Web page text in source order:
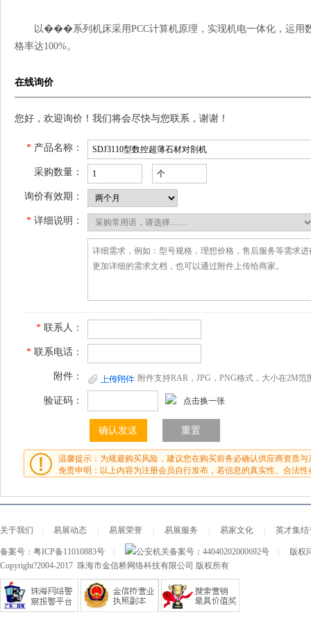
以���系列机床采用PCC计算机原理，实现机电一体化，运用数
格率达100%。
在线询价
您好，欢迎询价！我们将会尽快与您联系，谢谢！
* 产品名称：
采购数量：
询价有效期：
* 详细说明：
* 联系人：
* 联系电话：
附件： 附件支持RAR，JPG，PNG格式，大小在2M范
验证码： 点击换一张
温馨提示：为规避购买风险，建议您在购买前务必确认供应商资质与
免责申明：以上内容为注册会员自行发布，若信息的真实性、合法性
关于我们 易展动态 易展荣誉 易展服务 易家文化 英才集结
备案号： 粤ICP备11010883号 公安机关备案号： 44040202000692号
版权
Copyright?2004-2017 珠海市金信桥网络科技有限公司 版权所有